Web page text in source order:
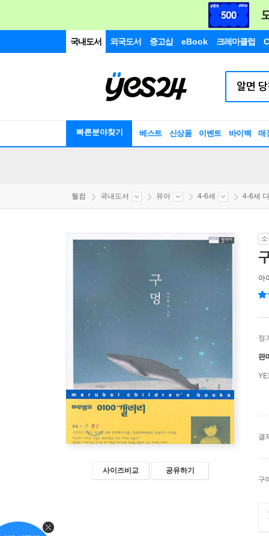
국내도서 외국도서 중고샵 eBook 크레마클럽
빠른분야찾기 베스트 신상품 이벤트 바이백 매
웰컴 국내도서 유아 4-6세 4-6세
사이즈비교 공유하기
아
정
판
결
구